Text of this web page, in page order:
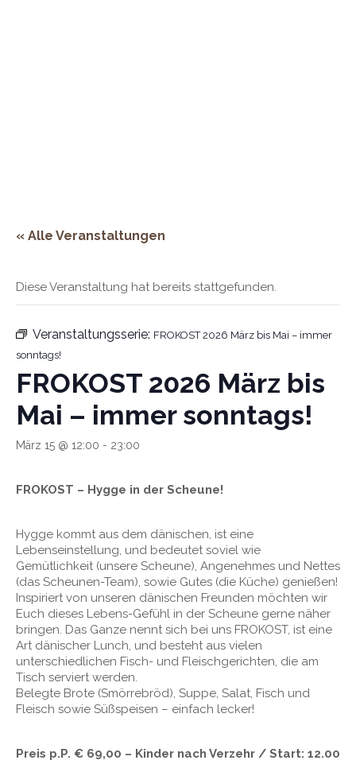
« Alle Veranstaltungen
Diese Veranstaltung hat bereits stattgefunden.
Veranstaltungsserie: FROKOST 2026 März bis Mai – immer
sonntags!
FROKOST 2026 März bis
Mai – immer sonntags!
März 15 @ 12:00 - 23:00
FROKOST – Hygge in der Scheune!
Hygge kommt aus dem dänischen, ist eine
Lebenseinstellung, und bedeutet soviel wie
Gemütlichkeit (unsere Scheune), Angenehmes und Nettes
(das Scheunen-Team), sowie Gutes (die Küche) genießen!
Inspiriert von unseren dänischen Freunden möchten wir
Euch dieses Lebens-Gefühl in der Scheune gerne näher
bringen. Das Ganze nennt sich bei uns FROKOST, ist eine
Art dänischer Lunch, und besteht aus vielen
unterschiedlichen Fisch- und Fleischgerichten, die am
Tisch serviert werden.
Belegte Brote (Smörrebröd), Suppe, Salat, Fisch und
Fleisch sowie Süßspeisen – einfach lecker!
Preis p.P. € 69,00 – Kinder nach Verzehr / Start: 12.00